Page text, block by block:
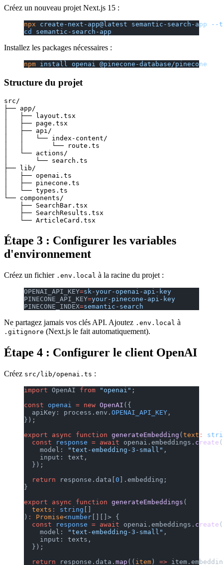
Créez un nouveau projet Next.js 15 :
npx create-next-app@latest semantic-search-app --
cd
semantic-search-app
Installez les packages nécessaires :
npm install openai @pinecone-database/pinecone
Structure du projet
src/
├── app/
│   ├── layout.tsx
│   ├── page.tsx
│   ├── api/
│   │   └── index-content/
│   │       └── route.ts
│   └── actions/
│       └── search.ts
├── lib/
│   ├── openai.ts
│   ├── pinecone.ts
│   └── types.ts
└── components/
    ├── SearchBar.tsx
    ├── SearchResults.tsx
Étape 3 : Configurer les variables
d'environnement
Créez un fichier .env.local à la racine du projet :
OPENAI_API_KEY=sk-your-openai-api-key
PINECONE_API_KEY=your-pinecone-api-key
PINECONE_INDEX=semantic-search
Ne partagez jamais vos clés API. Ajoutez .env.local à
.gitignore (Next.js le fait automatiquement).
Étape 4 : Configurer le client OpenAI
Créez src/lib/openai.ts :
import OpenAI from "openai" ;
const openai = new OpenAI ({
  apiKey: process.env.
OPENAI_API_KEY ,
});
export async function generateEmbedding ( text :
  const
response = await openai.embeddings. create
    model:
"text-embedding-3-small" ,
    input: text,
  });
  return
response.data[ 0 ].embedding;
}
export async function generateEmbeddings (
  texts
: string
) : Promise<number [][]> {
  const
response = await openai.embeddings. create
    model:
"text-embedding-3-small" ,
    input: texts,
  });
  return
response.data. map (( item ) =>